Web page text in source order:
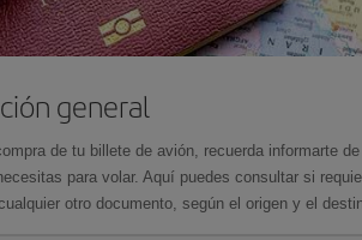
general
de tu billete de avión, recuerda informarte
para volar. Aquí puedes consultar si
otro documento, según el origen y el